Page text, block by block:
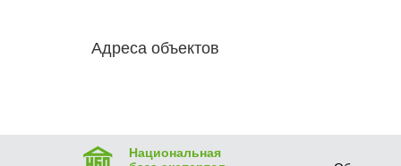
Адреса объектов
Национальная